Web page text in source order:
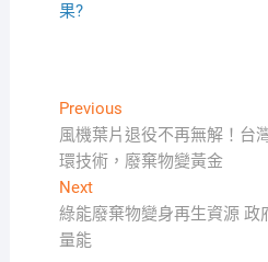
果?
文
章
導
覽
PreviousPrevious
post:
風機葉片退役不再無解！台
環技術，廢棄物變黃金
NextNext
post:
綠能廢棄物變身再生資源 政
量能